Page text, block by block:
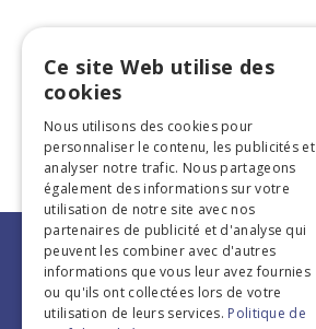
Ce site Web utilise des
cookies
Nous utilisons des cookies pour
personnaliser le contenu, les publicités et
analyser notre trafic. Nous partageons
également des informations sur votre
utilisation de notre site avec nos
partenaires de publicité et d'analyse qui
peuvent les combiner avec d'autres
informations que vous leur avez fournies
ou qu'ils ont collectées lors de votre
utilisation de leurs services. Politique de